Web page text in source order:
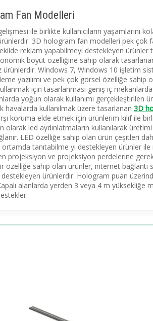
Fan Modelleri
ile birlikte kullanıcıların yaşamlarını
3D hologram fan modelleri pek çok
reklam yapabilmeyi destekleyen
boyut özelliğine sahip olarak
ürünlerdir. Windows 7, Windows 10 işletim
yazılımı ve pek çok görsel özelliğe
için tasarlanması geniş iç
yoğun olarak kullanımı
havalarda kullanılmak üzere tasarlanan 3D
koruma elde etmek için ürünlerim kılıf ile
olarak led aydınlatmaların kullanılarak
LED özelliğe sahip olan ürün
tanıtabilme yi destekleyen ürünler ile
projeksiyon ve projeksiyon perdelerine gerek
özelliğe sahip olan ürünler, internet bağlantı
destekleyen ürünlerdir. Hologram puan
alanlarda yerden 3 veya 4 m yüksekliğe